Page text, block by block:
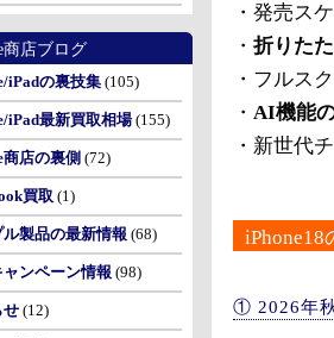
・発売ス
・ 折りた
・フルス
・ AI機能
・新世代
iPhone18
① 2026年
商店ブログ
iPadの裏技集(105)
iPad最新買取相場(155)
商店の裏側 (72)
買取 (1)
ル製品の最新情報 (68)
ャンペーン情報 (98)
せ (12)